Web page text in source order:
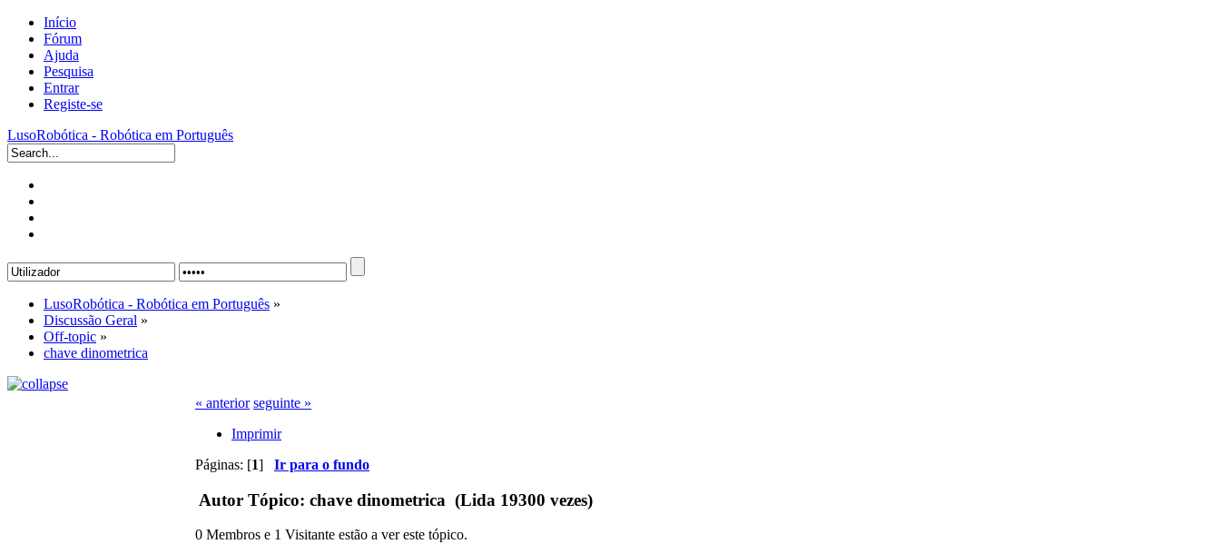
Início
Fórum
Ajuda
Pesquisa
Entrar
Registe-se
LusoRobótica - Robótica em Português
LusoRobótica - Robótica em Português »
Discussão Geral »
Off-topic »
chave dinometrica
« anterior seguinte »
Imprimir
Páginas: [1] Ir para o fundo
Autor Tópico: chave dinometrica (Lida 19300 vezes)
0 Membros e 1 Visitante estão a ver este tópico.